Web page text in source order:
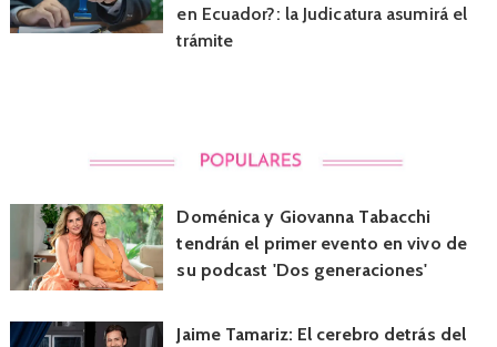
en Ecuador?: la Judicatura asumirá el
trámite
Doménica y Giovanna Tabacchi
tendrán el primer evento en vivo de
su podcast 'Dos generaciones'
Jaime Tamariz: El cerebro detrás del